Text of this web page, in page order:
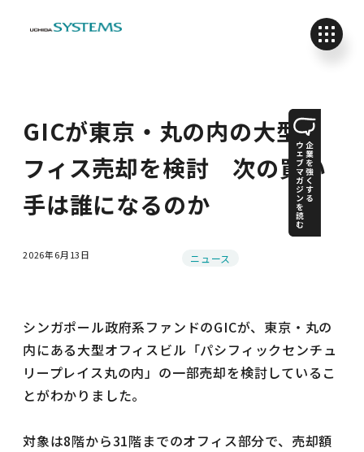
GICが東京・丸の内の大型オ
フィス売却を検討 次の買い
手は誰になるのか
投稿日
2026年6月13日 カテゴリー
ニュース
シンガポール政府系ファンドのGICが、東京・丸の
内にある大型オフィスビル「パシフィックセンチュ
リープレイス丸の内」の一部売却を検討しているこ
とがわかりました。
対象は8階から31階までのオフィス部分で、売却額